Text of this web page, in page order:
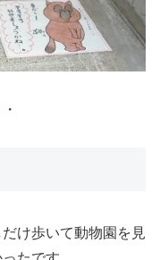
け歩いて動物園を見